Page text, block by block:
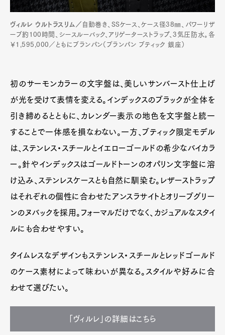
ヴィルレ ウルトラスリム／ 自動巻き、SSケース、ケース径38㎜、パワーリザ
ーブ約100時間、シースルーバック、アリゲーターストラップ、3気圧防水。各
￥1,595,000／ともにブランパン（ブランパン ブティック 銀座）
初のサーモンカラーの文字盤は、美しいサンバースト仕上げ
が光を受けて表情を変える。インデックスのブラックが全体を
引き締めるとともに、カレンダー表示の地色を文字盤と統一
することで一体感を損なわない。一方、ブティック限定モデル
は、ステンレス・スチールとイエローゴールドの希少なバイカラ
ー。針やインデックスはゴールドトーンのオパリン文字盤に溶
け込み、ステンレスケースとも自然に馴染む。レザーストラップ
はそれぞれの個性に合わせたアンスラサイトとオリーブグリー
ンのヌバックを採用。フォーマルだけでなく、カジュアルなスタイ
ルにも合わせやすい。
タイムレスなデザインもステンレス・スチールとレッドゴールド
のケース素材によって味わいが異なる。スタイルや好みに合
わせて選びたい。
「ヴィルレ」の詳細はこちら